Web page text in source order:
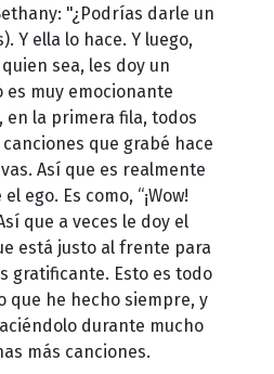
"¿Podrías darle un
Y ella lo hace. Y luego,
sea, les doy un
es muy emocionante
la primera fila, todos
que grabé hace
Así que es realmente
ego. Es como, “¡Wow!
que a veces le doy el
está justo al frente para
gratificante. Esto es todo
que he hecho siempre, y
durante mucho
más canciones.